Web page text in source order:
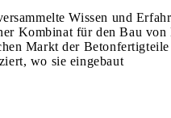
Wissen und
Kombinat für den Bau
Markt der
wo sie eingebaut